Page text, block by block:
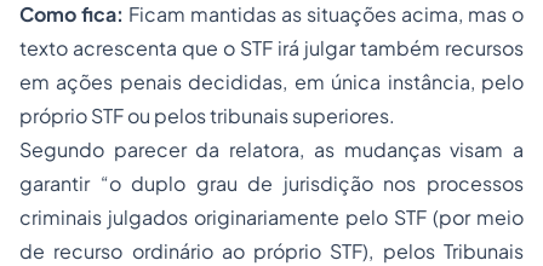
Como fica: Ficam mantidas as situações acima, mas o
texto acrescenta que o STF irá julgar também recursos
em ações penais decididas, em única instância, pelo
próprio STF ou pelos tribunais superiores.
Segundo parecer da relatora, as mudanças visam a
garantir “o duplo grau de jurisdição nos processos
criminais julgados originariamente pelo STF (por meio
de recurso ordinário ao próprio STF), pelos Tribunais